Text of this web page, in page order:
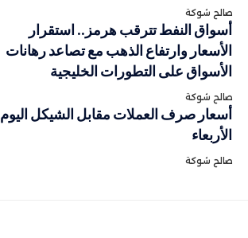
صالح شوكة
أسواق النفط تترقب هرمز.. استقرار
الأسعار وارتفاع الذهب مع تصاعد رهانات
الأسواق على التطورات الخليجية
صالح شوكة
أسعار صرف العملات مقابل الشيكل اليوم
الأربعاء
صالح شوكة